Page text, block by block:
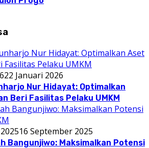
22 Januari 2026
Nur Hidayat: Optimalkan
Beri Fasilitas Pelaku UMKM
16 September 2025
Bangunjiwo: Maksimalkan Potensi